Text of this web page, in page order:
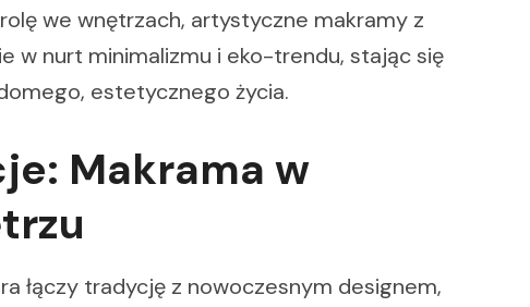
we wnętrzach, artystyczne makramy z
w nurt minimalizmu i eko-trendu, stając się
estetycznego życia.
Makrama w
łączy tradycję z nowoczesnym designem,